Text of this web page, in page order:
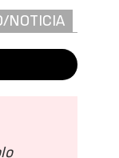
NOTICIA